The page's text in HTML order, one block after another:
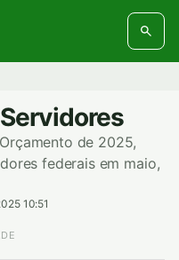
de 2025,
federais em maio,
10:51